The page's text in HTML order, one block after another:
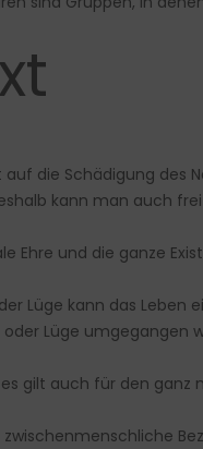
auf die Schädigung des
kann man auch
Ehre und die ganze
Lüge kann das
Lüge
gilt auch für den